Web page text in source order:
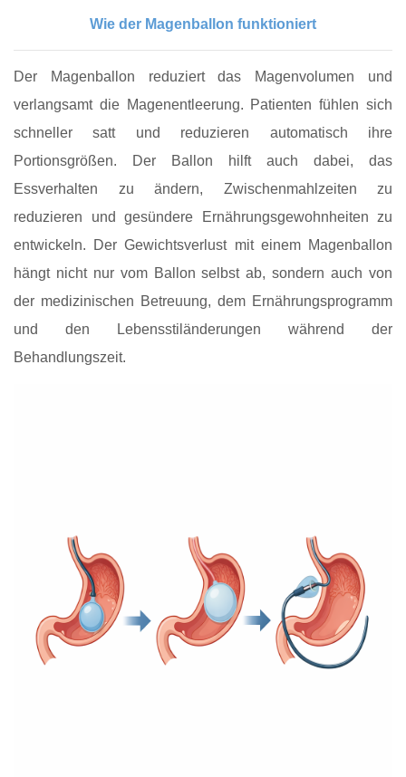
Wie der Magenballon funktioniert
Der Magenballon reduziert das Magenvolumen und
verlangsamt die Magenentleerung. Patienten fühlen sich
schneller satt und reduzieren automatisch ihre
Portionsgrößen. Der Ballon hilft auch dabei, das
Essverhalten zu ändern, Zwischenmahlzeiten zu
reduzieren und gesündere Ernährungsgewohnheiten zu
entwickeln. Der Gewichtsverlust mit einem Magenballon
hängt nicht nur vom Ballon selbst ab, sondern auch von
der medizinischen Betreuung, dem Ernährungsprogramm
und den Lebensstiländerungen während der
Behandlungszeit.